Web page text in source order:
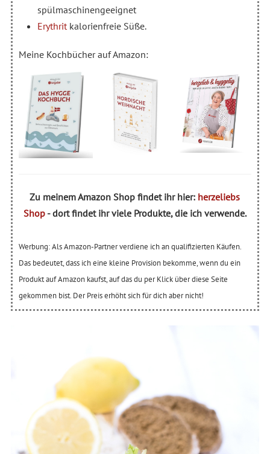
spülmaschinengeeignet
Erythritkalorienfreie Süße.
Meine Kochbücher auf Amazon:
Zu meinem Amazon Shop findet ihr hier: herzeliebs
Shop- dort findet ihr viele Produkte, die ich verwende.
Werbung: Als Amazon-Partner verdiene ich an qualifizierten Käufen.
Das bedeutet, dass ich eine kleine Provision bekomme, wenn du ein
Produkt auf Amazon kaufst, auf das du per Klick über diese Seite
gekommen bist. Der Preis erhöht sich für dich aber nicht!